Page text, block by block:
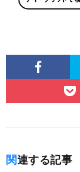
関連する記事